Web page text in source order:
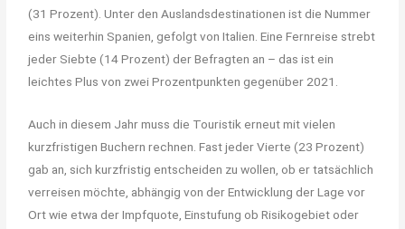
(31 Prozent). Unter den Auslandsdestinationen ist die Nummer
eins weiterhin Spanien, gefolgt von Italien. Eine Fernreise strebt
jeder Siebte (14 Prozent) der Befragten an – das ist ein
leichtes Plus von zwei Prozentpunkten gegenüber 2021.
Auch in diesem Jahr muss die Touristik erneut mit vielen
kurzfristigen Buchern rechnen. Fast jeder Vierte (23 Prozent)
gab an, sich kurzfristig entscheiden zu wollen, ob er tatsächlich
verreisen möchte, abhängig von der Entwicklung der Lage vor
Ort wie etwa der Impfquote, Einstufung ob Risikogebiet oder